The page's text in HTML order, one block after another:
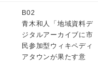
B02
青木和人「地域資料デ
ジタルアーカイブに市
民参加型ウィキペディ
アタウンが果たす意